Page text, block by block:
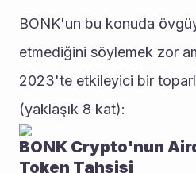
BONK'un bu konuda
etmediğini söylemek zor
2023'te etkileyici bir
(yaklaşık 8 kat):
BONK Crypto'nun
Token Tahsisi